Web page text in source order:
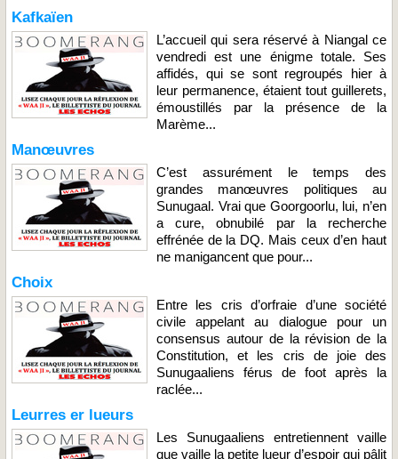
Kafkaïen
L’accueil qui sera réservé à Niangal ce
vendredi est une énigme totale. Ses
affidés, qui se sont regroupés hier à
leur permanence, étaient tout guillerets,
émoustillés par la présence de la
Marème...
Manœuvres
C’est assurément le temps des
grandes manœuvres politiques au
Sunugaal. Vrai que Goorgoorlu, lui, n’en
a cure, obnubilé par la recherche
effrénée de la DQ. Mais ceux d’en haut
ne manigancent que pour...
Choix
Entre les cris d’orfraie d’une société
civile appelant au dialogue pour un
consensus autour de la révision de la
Constitution, et les cris de joie des
Sunugaaliens férus de foot après la
raclée...
Leurres er lueurs
Les Sunugaaliens entretiennent vaille
que vaille la petite lueur d’espoir qui pâlit